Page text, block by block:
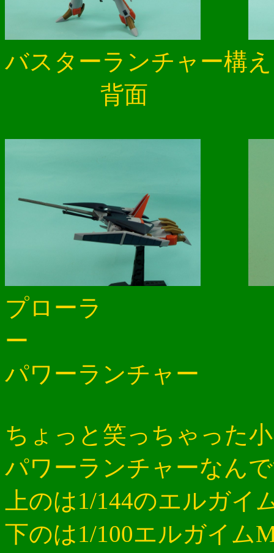
バスターラ
背面
プローラ
パワーランチャー
ちょっと笑っちゃった
パワーランチャーなん
上のは1/144のエルガ
下のは1/100エルガイム